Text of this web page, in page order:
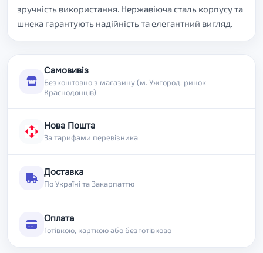
зручність використання. Нержавіюча сталь корпусу та
шнека гарантують надійність та елегантний вигляд.
Самовивіз
Безкоштовно з магазину (м. Ужгород, ринок
Краснодонців)
Нова Пошта
За тарифами перевізника
Доставка
По Україні та Закарпаттю
Оплата
Готівкою, карткою або безготівково